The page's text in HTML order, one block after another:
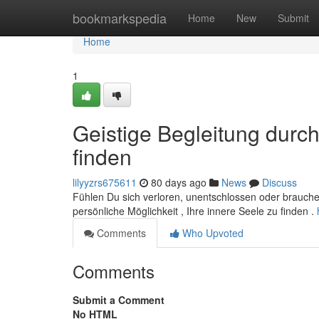
bookmarkspedia Home New Submit
Home
Home
1
Geistige Begleitung
finden
lilyyzrs675611 80 days ago News
Discuss
Fühlen Du sich verloren, unentschlossen oder
persönliche Möglichkeit , Ihre innere Seele zu finden .
Comments
Who Upvoted
Comments
Submit a Comment
No HTML